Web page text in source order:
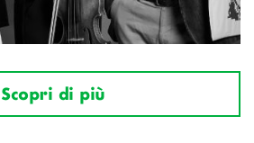
Scopri di più